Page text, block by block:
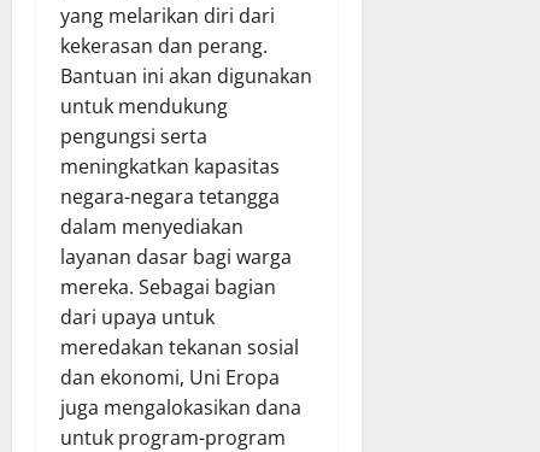
yang melarikan diri dari
kekerasan dan perang.
Bantuan ini akan digunakan
untuk mendukung
pengungsi serta
meningkatkan kapasitas
negara-negara tetangga
dalam menyediakan
layanan dasar bagi warga
mereka. Sebagai bagian
dari upaya untuk
meredakan tekanan sosial
dan ekonomi, Uni Eropa
juga mengalokasikan dana
untuk program-program